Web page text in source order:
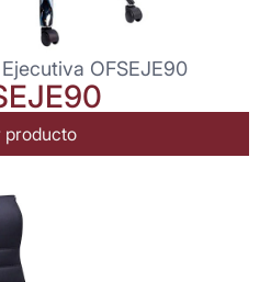
OFSEJE90
producto